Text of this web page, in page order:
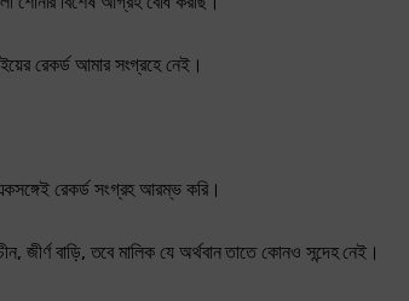
রেকর্ড আমার সংগ্রহে নেই।
রেকর্ড সংগ্রহ আরম্ভ করি।
জীর্ণ বাড়ি, তবে মালিক যে অর্থবান তাতে কোনও সন্দেহ নেই।